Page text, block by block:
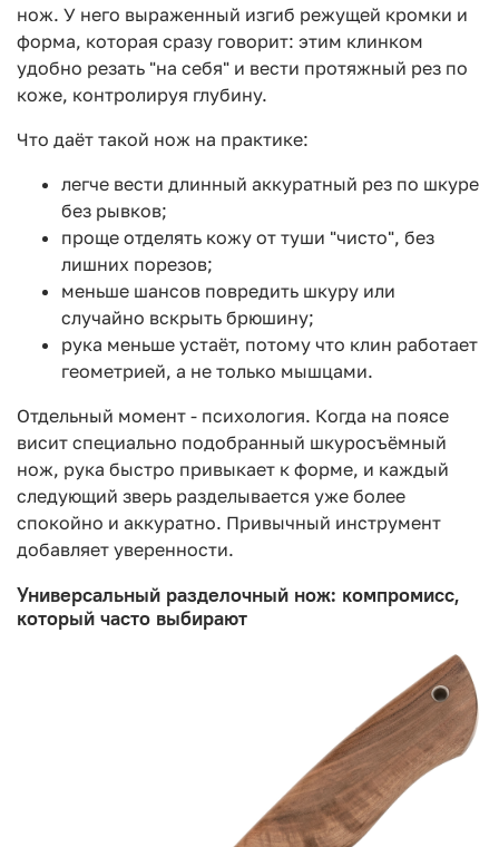
нож. У него выраженный изгиб режущей кромки и
форма, которая сразу говорит: этим клинком
удобно резать "на себя" и вести протяжный рез по
коже, контролируя глубину.
Что даёт такой нож на практике:
легче вести длинный аккуратный рез по шкуре
без рывков;
проще отделять кожу от туши "чисто", без
лишних порезов;
меньше шансов повредить шкуру или
случайно вскрыть брюшину;
рука меньше устаёт, потому что клин работает
геометрией, а не только мышцами.
Отдельный момент - психология. Когда на поясе
висит специально подобранный шкуросъёмный
нож, рука быстро привыкает к форме, и каждый
следующий зверь разделывается уже более
спокойно и аккуратно. Привычный инструмент
добавляет уверенности.
Универсальный разделочный нож: компромисс,
который часто выбирают